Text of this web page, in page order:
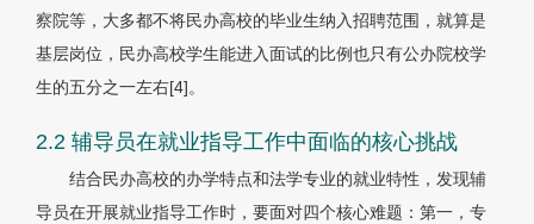
察院等，大多都不将民办高校的毕业生纳入招聘范围，就算是
基层岗位，民办高校学生能进入面试的比例也只有公办院校学
生的五分之一左右[4]。
2.2 辅导员在就业指导工作中面临的核心挑战
结合民办高校的办学特点和法学专业的就业特性，发现辅
导员在开展就业指导工作时，要面对四个核心难题：第一，专